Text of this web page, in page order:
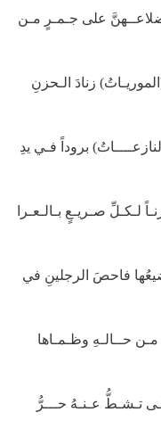
على جـمـرٍ مـن
زنادَ الـحزنِ
بروداً فـي يدِ
لـكـلِّ صـريـعٍ بـالـعـرا
فاحصَ الرجلينِ في
حــالـهِ وظـمـاها
تـشـطُّ عـنـهُ حـــرُّ